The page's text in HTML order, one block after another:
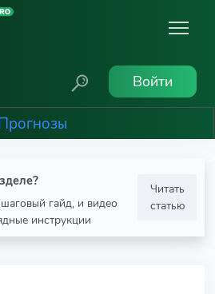
Войти
гайд, и видео
инструкции
Читать
статью